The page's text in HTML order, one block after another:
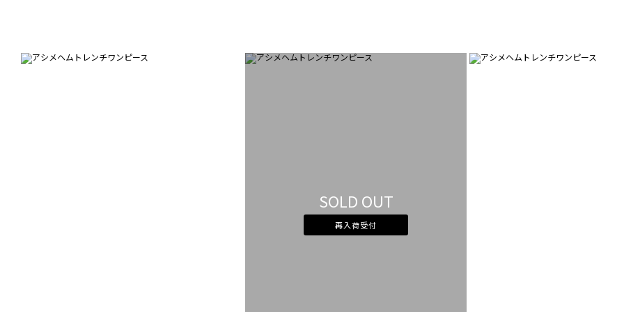
SOLD OUT
再入荷受付